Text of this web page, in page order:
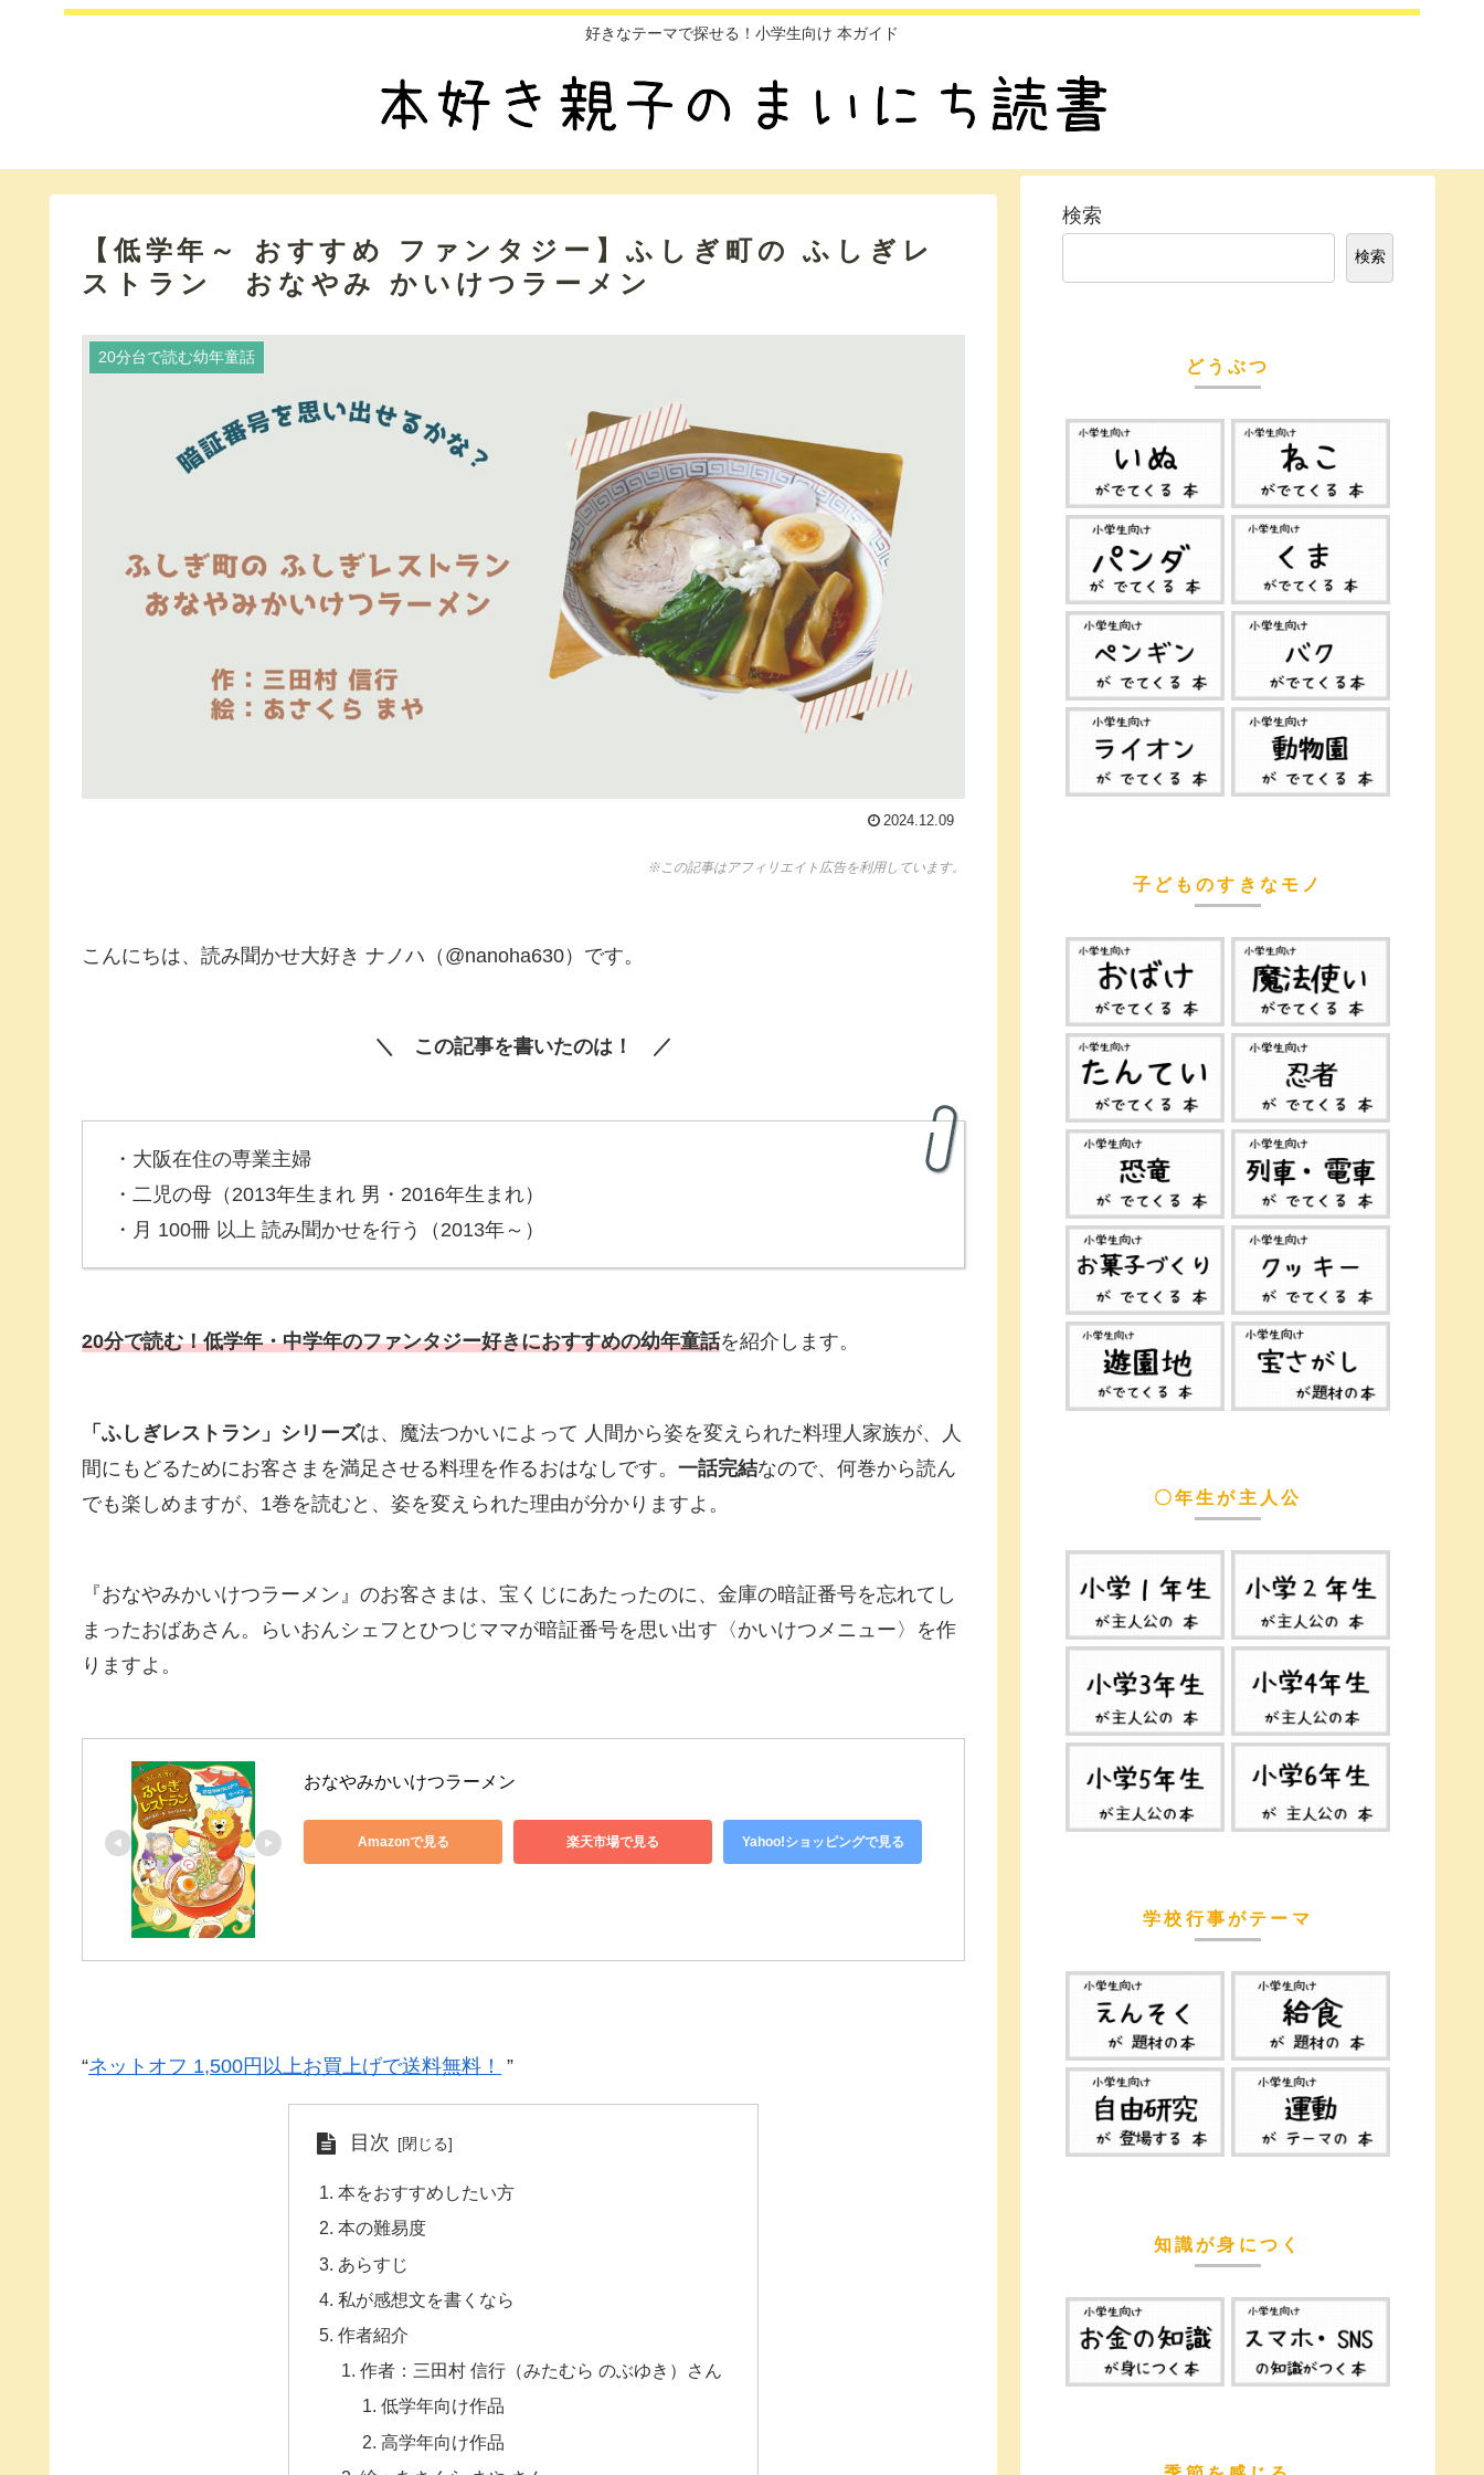
好きなテーマで探せる！小学生向け 本ガイド
【低学年～ おすすめ ファンタジー】ふしぎ町の ふしぎレ
ストラン おなやみ かいけつラーメン
20分台で読む幼年童話
2024.12.09
※この記事はアフィリエイト広告を利用しています。
こんにちは、読み聞かせ大好き ナノハ（@nanoha630）です。
＼ この記事を書いたのは！ ／
・大阪在住の専業主婦
・二児の母（2013年生まれ 男・2016年生まれ）
・月 100冊 以上 読み聞かせを行う（2013年～）
20分で読む！低学年・中学年のファンタジー好きにおすすめの幼年童話を紹介します。
「ふしぎレストラン」シリーズは、魔法つかいによって 人間から姿を変えられた料理人家族が、人
間にもどるためにお客さまを満足させる料理を作るおはなしです。 一話完結なので、何巻から読ん
でも楽しめますが、1巻を読むと、姿を変えられた理由が分かりますよ。
『おなやみかいけつラーメン』のお客さまは、宝くじにあたったのに、金庫の暗証番号を忘れてし
まったおばあさん。らいおんシェフとひつじママが暗証番号を思い出す〈かいけつメニュー〉を作
りますよ。
おなやみかいけつラーメン
Amazonで見る 楽天市場で見る Yahoo!ショッピングで見る
“ネットオフ 1,500円以上お買上げで送料無料！ ”
目次
本をおすすめしたい方
本の難易度
あらすじ
私が感想文を書くなら
作者紹介
作者：三田村 信行（みたむら のぶゆき）さん
低学年向け作品
高学年向け作品
検索
検索
どうぶつ
子どものすきなモノ
〇年生が主人公
学校行事がテーマ
知識が身につく